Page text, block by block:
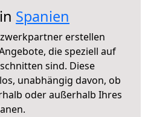
Spanien
erstellen
die speziell auf
sind. Diese
unabhängig davon, ob
oder außerhalb Ihres